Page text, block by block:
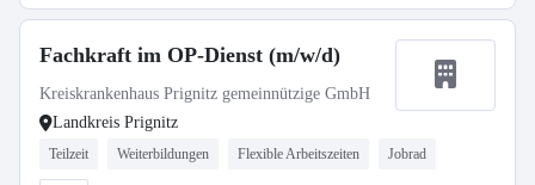
Fachkraft im OP-Dienst (m/w/d)
Kreiskrankenhaus Prignitz gemeinnützige GmbH
Landkreis Prignitz
Teilzeit Weiterbildungen Flexible Arbeitszeiten Jobrad